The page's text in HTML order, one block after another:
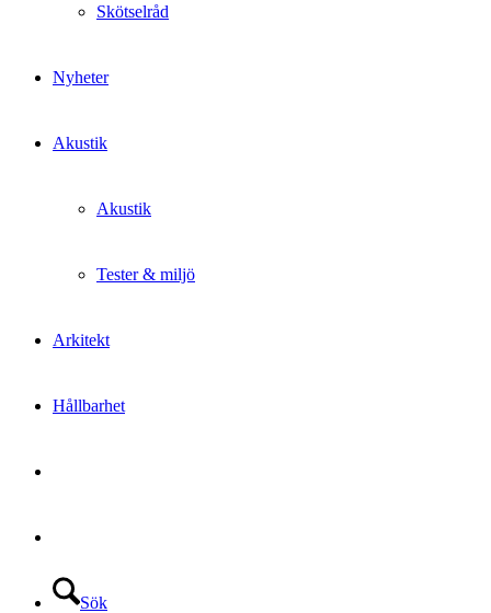
Skötselråd
Nyheter
Akustik
Akustik
Tester & miljö
Arkitekt
Hållbarhet
Sök